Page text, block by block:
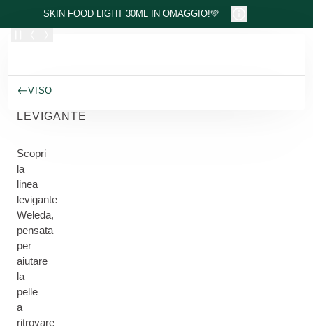
Passa al contenuto principale
SKIN FOOD LIGHT 30ML IN OMAGGIO!💚
VISO
LEVIGANTE
Scopri
la
linea
levigante
Weleda,
pensata
per
aiutare
la
pelle
a
ritrovare